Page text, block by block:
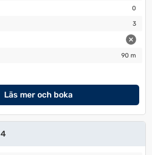
0
3
90 m
Läs mer och boka